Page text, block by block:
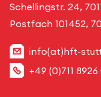
Schellingstr. 24,
Postfach 101452,
info(at)hft-
+49 (0)711 8926